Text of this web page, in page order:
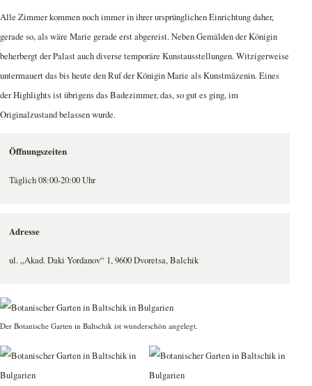
Alle Zimmer kommen noch immer in ihrer ursprünglichen Einrichtung daher,
gerade so, als wäre Marie gerade erst abgereist. Neben Gemälden der Königin
beherbergt der Palast auch diverse temporäre Kunstausstellungen. Witzigerweise
untermauert das bis heute den Ruf der Königin Marie als Kunstmäzenin. Eines
der Highlights ist übrigens das Badezimmer, das, so gut es ging, im
Originalzustand belassen wurde.
Öffnungszeiten
Täglich 08:00-20:00 Uhr
Adresse
ul. „Akad. Daki Yordanov“ 1, 9600 Dvoretsa, Balchik
Der Botanische Garten in Baltschik ist wunderschön angelegt.